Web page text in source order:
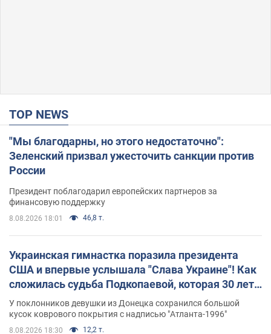
TOP NEWS
"Мы благодарны, но этого недостаточно":
Зеленский призвал ужесточить санкции против
России
Президент поблагодарил европейских партнеров за
финансовую поддержку
8.08.2026 18:01 46,8 т.
Украинская гимнастка поразила президента
США и впервые услышала "Слава Украине"! Как
сложилась судьба Подкопаевой, которая 30 лет
назад завоевала "золото" Олимпиады
У поклонников девушки из Донецка сохранился большой
кусок коврового покрытия с надписью "Атланта-1996"
8.08.2026 18:30 12,2 т.